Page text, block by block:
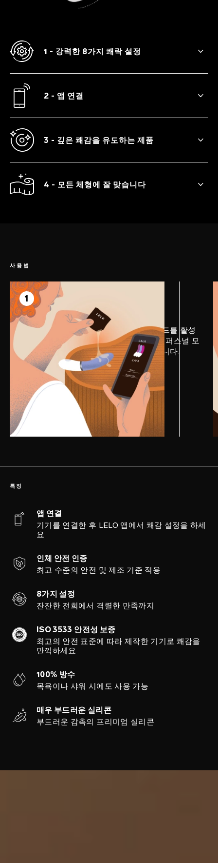
1 - 강력한 8가지 쾌락 설정
LIV™ 3는 안달 나게 하는 살랑거림부터 만족
니다.
2 - 앱 연결
앱에 연결하면 끝까지 가기(FINISH ME
CONTROL) 모드를 추가로 사용할 수 있습니
3 - 깊은 쾌감을 유도하는 제품
촉감이 부드럽고 완만한 곡선으로 디자인된
4 - 모든 체형에 잘 맞습니다
사용법
1
1 단계
전희
먼저 LELO 앱을 다운로드하고 전용 모드를 활성
화하세요. 질이 닿는 기기 부분에 LELO 퍼스널 모
이스처라이저를 바르면 쾌감이 향상됩니다.
특징
앱 연결
기기를 연결한 후 LELO 앱에서 쾌감 설정을 하세
요
인체 안전 인증
최고 수준의 안전 및 제조 기준 적용
8가지 설정
잔잔한 전희에서 격렬한 만족까지
ISO 3533 안전성 보증
최고의 안전 표준에 따라 제작한 기기로 쾌감을
만끽하세요
100% 방수
목욕이나 샤워 시에도 사용 가능
매우 부드러운 실리콘
부드러운 감촉의 프리미엄 실리콘